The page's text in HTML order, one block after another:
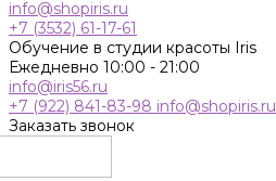
info@shopiris.ru
+7 (3532) 61-17-61
Обучение в студии красоты Iris
Ежедневно 10:00 - 21:00
info@iris56.ru
+7 (922) 841-83-98 info@shopiris.ru
Заказать звонок